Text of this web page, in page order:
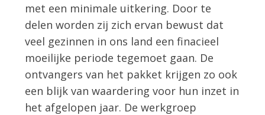
met een minimale uitkering. Door te
delen worden zij zich ervan bewust dat
veel gezinnen in ons land een finacieel
moeilijke periode tegemoet gaan. De
ontvangers van het pakket krijgen zo ook
een blijk van waardering voor hun inzet in
het afgelopen jaar. De werkgroep